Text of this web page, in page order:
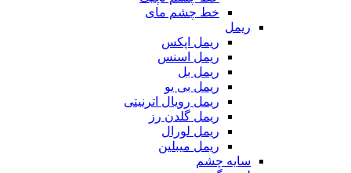
خط چشم مای
ریمل
ریمل اپکس
ریمل اسنس
ریمل بل
ریمل بی یو
ریمل رویال اترنیتی
ریمل گلدن رز
ریمل لورال
ریمل میبلین
سایه چشم